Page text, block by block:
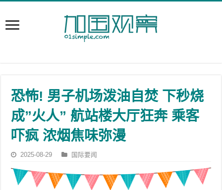
恐怖! 男子机场泼油自焚 下秒烧
成”火人” 航站楼大厅狂奔 乘客
吓疯 浓烟焦味弥漫
2025-08-29 国际要闻